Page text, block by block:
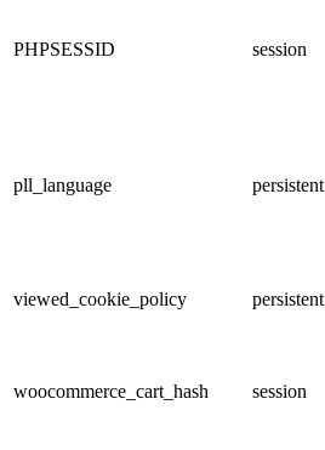
PHPSESSID session
pll_language persistent
viewed_cookie_policy persistent
woocommerce_cart_hash session